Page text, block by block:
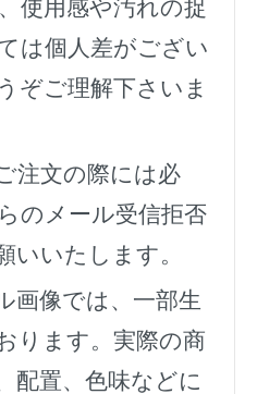
使用感や汚れの捉
は個人差がござい
ぞご理解下さいま
注文の際には必
のメール受信拒否
いいたします。
画像では、一部生
ります。実際の商
配置、色味などに